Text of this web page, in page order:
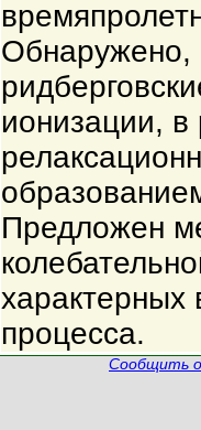
Обнаружено,
ионизации, в
Предложен
характерных
процесса.
Сообщить о